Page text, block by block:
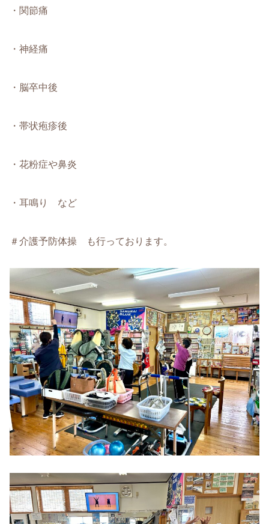
・関節痛
・神経痛
・脳卒中後
・帯状疱疹後
・花粉症や鼻炎
・耳鳴り など
＃介護予防体操 も行っております。